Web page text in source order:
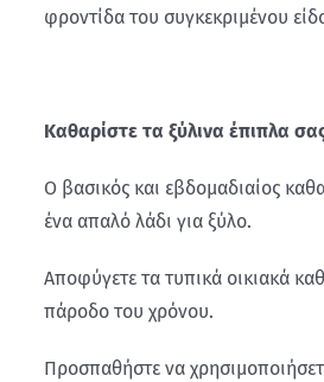
φροντίδα του συγκεκριμένου
Καθαρίστε τα ξύλινα έπιπλα
Ο βασικός και εβδομαδιαίος
ένα απαλό λάδι για ξύλο.
Αποφύγετε τα τυπικά οικιακά
πάροδο του χρόνου.
Προσπαθήστε να